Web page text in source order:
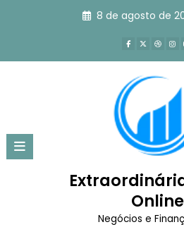
8 de agosto de
Online
Negócios e
Tag: como os